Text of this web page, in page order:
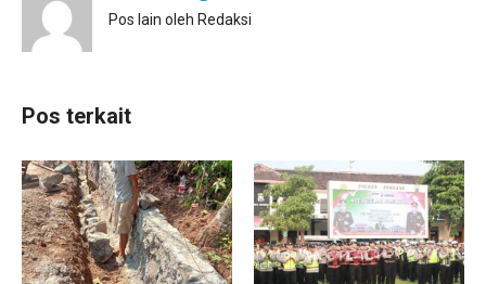
Pos lain oleh Redaksi
Pos terkait